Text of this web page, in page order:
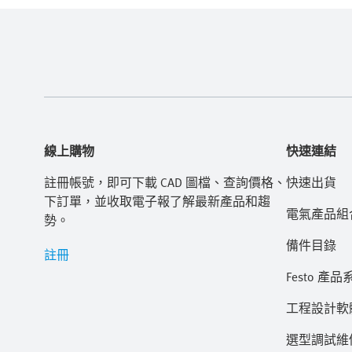
線上購物
註冊帳號，即可下載 CAD 圖檔、查詢價格、
下訂單，並收取電子報了解最新產品和趨
勢。
註冊
快速連結
快速出貨
電氣產品
備件目錄
Festo 產品
工程設計
選型調試維